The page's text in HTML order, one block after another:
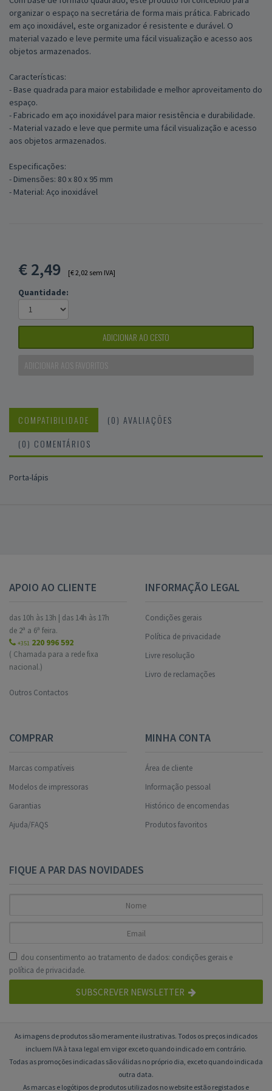
organizar o espaço na secretária de forma mais prática. Fabricado
em aço inoxidável, este organizador é resistente e durável. O
material vazado e leve permite uma fácil visualização e acesso aos
objetos armazenados.
Características:
- Base quadrada para maior estabilidade e melhor aproveitamento do
espaço.
- Fabricado em aço inoxidável para maior resistência e durabilidade.
- Material vazado e leve que permite uma fácil visualização e acesso
aos objetos armazenados.
Especificações:
- Dimensões: 80 x 80 x 95 mm
- Material: Aço inoxidável
€2,49 [€ 2,02 sem IVA]
Quantidade:
ADICIONAR AO CESTO
ADICIONAR AOS FAVORITOS
COMPATIBILIDADE
(0) AVALIAÇÕES
(0) COMENTÁRIOS
Porta-lápis
APOIO AO CLIENTE
das 10h às 13h | das 14h às 17h
de 2ª a 6ª feira.
+351 220 996 592
( Chamada para a rede fixa
nacional.)
Outros Contactos
INFORMAÇÃO LEGAL
Condições gerais
Política de privacidade
Livre resolução
Livro de reclamações
COMPRAR
Marcas compatíveis
Modelos de impressoras
Garantias
Ajuda/FAQS
MINHA CONTA
Área de cliente
Informação pessoal
Histórico de encomendas
Produtos favoritos
FIQUE A PAR DAS NOVIDADES
dou consentimento ao tratamento de dados: condições gerais e
política de privacidade.
SUBSCREVER NEWSLETTER
As imagens de produtos são meramente ilustrativas. Todos os preços indicados
incluem IVA à taxa legal em vigor exceto quando indicado em contrário.
Todas as promoções indicadas são válidas no próprio dia, exceto quando indicada
outra data.
As marcas e logótipos de produtos utilizados no website estão registados e